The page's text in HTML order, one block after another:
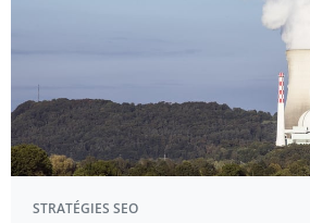
STRATÉGIES SEO